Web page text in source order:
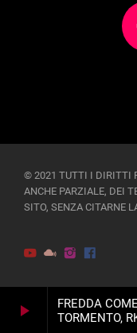
play_arrow
FREDDA
TORMENTO,
© 2021 TUTTI I DIRITTI
ANCHE PARZIALE, DEI
SITO, SENZA CITARNE